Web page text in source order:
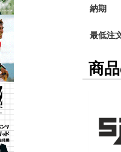
納期
最低注
商